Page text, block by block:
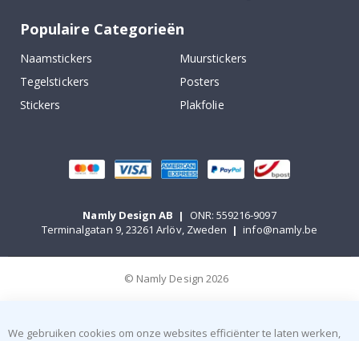
Populaire Categorieën
Naamstickers
Muurstickers
Tegelstickers
Posters
Stickers
Plakfolie
Namly Design AB |
ONR: 559216-9097
Terminalgatan 9, 23261 Arlöv, Zweden | info@namly.be
© Namly Design 2026
We gebruiken cookies om onze websites efficiënter te laten werken,